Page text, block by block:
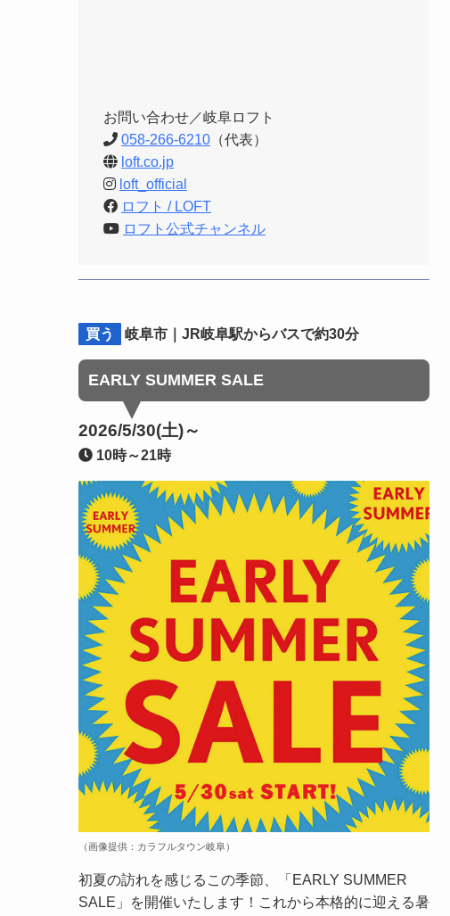
お問い合わせ／岐阜ロフト
058-266-6210 （代表）
loft.co.jp
loft_official
ロフト / LOFT
ロフト公式チャンネル
買う 岐阜市｜JR岐阜駅からバスで約30分
EARLY SUMMER SALE
2026/5/30(土)～
10時～21時
（画像提供：カラフルタウン岐阜）
初夏の訪れを感じるこの季節、「EARLY SUMMER
SALE」を開催いたします！これから本格的に迎える暑